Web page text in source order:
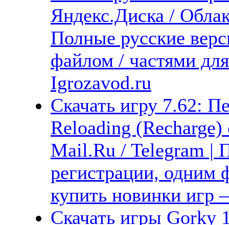
Яндекс.Диска /
Полные русские
файлом / частями
Igrozavod.ru
Скачать игру 7.62:
Reloading
Mail.Ru / Telegram |
регистрации, одним
купить новинки
Скачать игры Gorky